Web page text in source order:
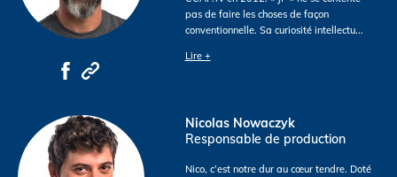
pas de faire les choses de façon
conventionnelle. Sa curiosité intellectu...
Lire +
Nicolas Nowaczyk
Responsable de production
Nico, c’est notre dur au cœur tendre. Doté